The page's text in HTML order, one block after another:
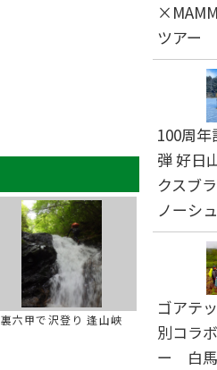
裏六甲で沢登り 逢山峡
ツアー
100周
弾 好日
クスブ
ノーシ
ゴアテ
別コラ
ー 白